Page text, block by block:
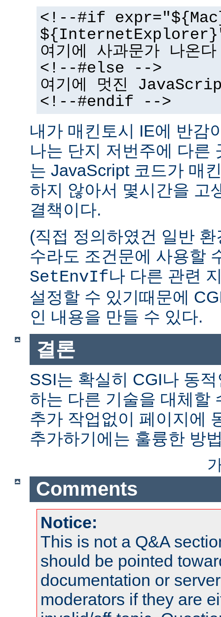
<!--#if
여기에 사과문가 나온다
<!--#else -->
여기에 멋진
<!--#endif -->
내가 매킨토시 IE에 반감
나는 단지 저번주에 다른
는 JavaScript 코드가 매
하지 않아서 몇시간을 고
결책이다.
(직접 정의하였건 일반
수라도 조건문에 사용할
SetEnvIf나 다른 관련
설정할 수 있기때문에
인 내용을 만들 수 있다.
결론
SSI는 확실히 CGI나 동
하는 다른 기술을 대체할
추가 작업없이 페이지에
추가하기에는 훌륭한 방
Comments
Notice:
This is not a Q&A
should be pointed
documentation or
moderators if they are